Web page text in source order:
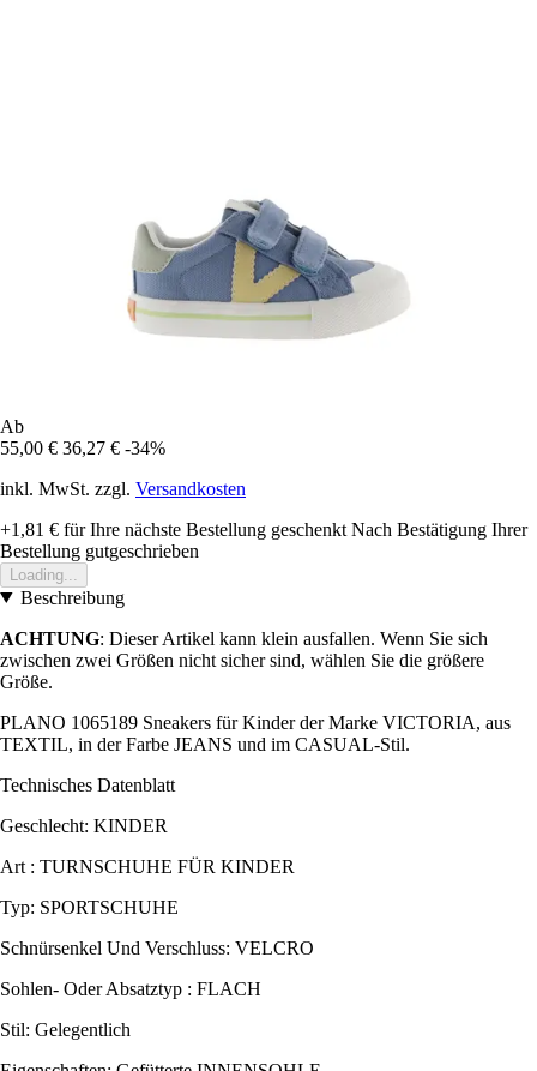
Ab
55,00 € 36,27 € -34%
inkl. MwSt. zzgl. Versandkosten
+1,81 € für Ihre nächste Bestellung geschenkt Nach Bestätigung Ihrer
Bestellung gutgeschrieben
Loading...
Beschreibung
ACHTUNG: Dieser Artikel kann klein ausfallen. Wenn Sie sich
zwischen zwei Größen nicht sicher sind, wählen Sie die größere
Größe.
PLANO 1065189 Sneakers für Kinder der Marke VICTORIA, aus
TEXTIL, in der Farbe JEANS und im CASUAL-Stil.
Technisches Datenblatt
Geschlecht: KINDER
Art : TURNSCHUHE FÜR KINDER
Typ: SPORTSCHUHE
Schnürsenkel Und Verschluss: VELCRO
Sohlen- Oder Absatztyp : FLACH
Stil: Gelegentlich